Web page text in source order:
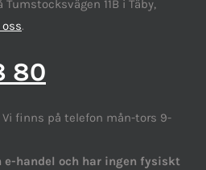
11B i Täby,
.
80
Vi finns på telefon mån-tors 9-
e-handel och har ingen fysiskt